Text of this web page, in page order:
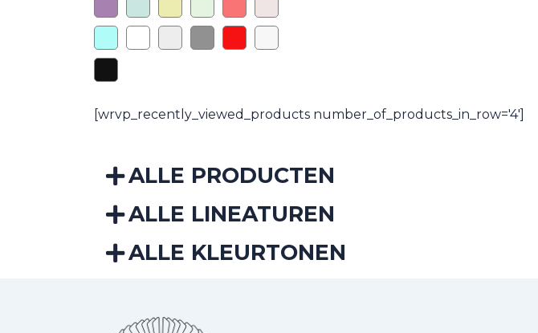
[wrvp_recently_viewed_products number_of_products_in_row='4']
ALLE PRODUCTEN
ALLE LINEATUREN
ALLE KLEURTONEN